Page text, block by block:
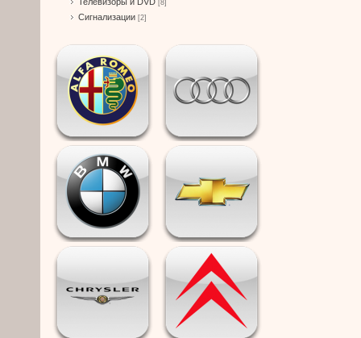
[8]
Сигнализации [2]